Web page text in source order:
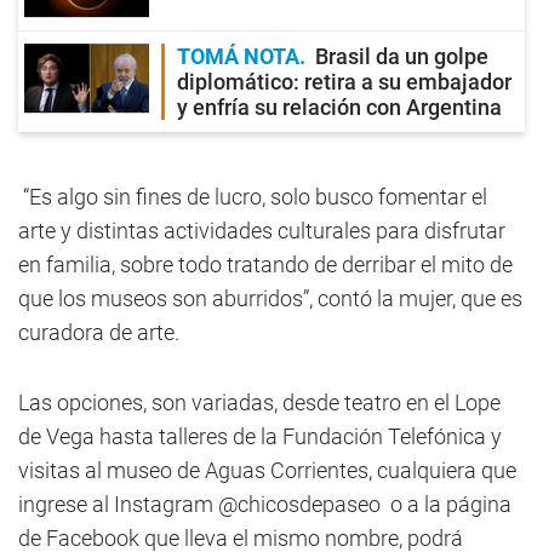
TOMÁ NOTA
Brasil da un golpe
diplomático: retira a su embajador
y enfría su relación con Argentina
“Es algo sin fines de lucro, solo busco fomentar el
arte y distintas actividades culturales para disfrutar
en familia, sobre todo tratando de derribar el mito de
que los museos son aburridos”, contó la mujer, que es
curadora de arte.
Las opciones, son variadas, desde teatro en el Lope
de Vega hasta talleres de la Fundación Telefónica y
visitas al museo de Aguas Corrientes, cualquiera que
ingrese al Instagram @chicosdepaseo o a la página
de Facebook que lleva el mismo nombre, podrá